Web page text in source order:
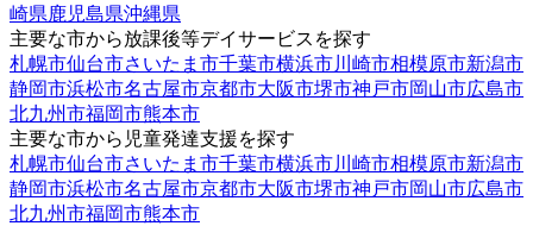
崎県鹿児島県沖縄県
主要な市から放課後等デイサービスを探す
札幌市仙台市さいたま市千葉市横浜市川崎市相模原市新潟市
静岡市浜松市名古屋市京都市大阪市堺市神戸市岡山市広島市
北九州市福岡市熊本市
主要な市から児童発達支援を探す
札幌市仙台市さいたま市千葉市横浜市川崎市相模原市新潟市
静岡市浜松市名古屋市京都市大阪市堺市神戸市岡山市広島市
北九州市福岡市熊本市